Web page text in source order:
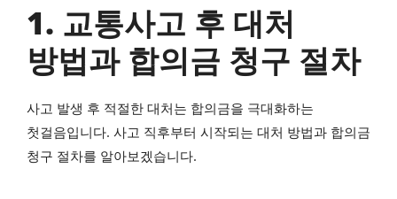
1. 교통사고 후 대처
방법과 합의금 청구 절차
사고 발생 후 적절한 대처는 합의금을 극대화하는
첫걸음입니다. 사고 직후부터 시작되는 대처 방법과 합의금
청구 절차를 알아보겠습니다.